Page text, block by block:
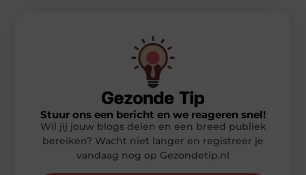
Stuur ons een bericht en we reageren snel!
Wil jij jouw blogs delen en een breed publiek
bereiken? Wacht niet langer en registreer je
vandaag nog op Gezondetip.nl